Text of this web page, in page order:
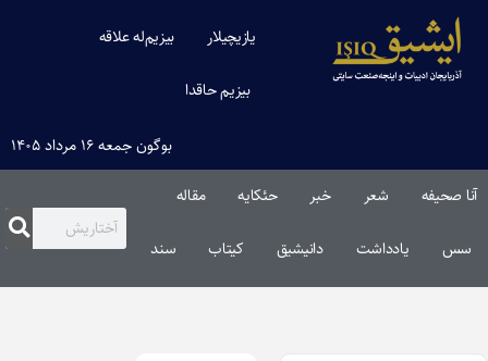
یازیچیلار بیزیم‌له علاقه
بیزیم حاقدا
بوگون جمعه ۱۶ مرداد ۱۴۰۵
آنا صحیفه شعر خبر حئکایه مقاله‌
سس یادداشت دانیشیق کیتاب سند